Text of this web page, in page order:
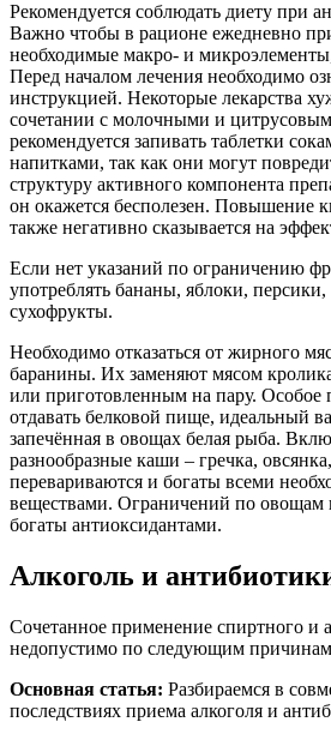
Рекомендуется соблюдать диету при
Важно чтобы в рационе ежедневно
необходимые макро- и
Перед началом лечения необходимо
инструкцией. Некоторые лекарства
сочетании с молочными и
рекомендуется запивать таблетки
напитками, так как они могут
структуру активного компонента
он окажется бесполезен. Повышение
также негативно сказывается на
Если нет указаний по ограничению
употреблять бананы, яблоки,
сухофрукты.
Необходимо отказаться от жирного
баранины. Их заменяют мясом
или приготовленным на пару. Особое
отдавать белковой пище, идеальный
запечённая в овощах белая рыба.
разнообразные каши – гречка,
перевариваются и богаты всеми
веществами. Ограничений по овощам
богаты антиоксидантами.
Алкоголь и
Сочетанное применение спиртного и
недопустимо по следующим
Основная статья: Разбираемся в
последствиях приема алкоголя и